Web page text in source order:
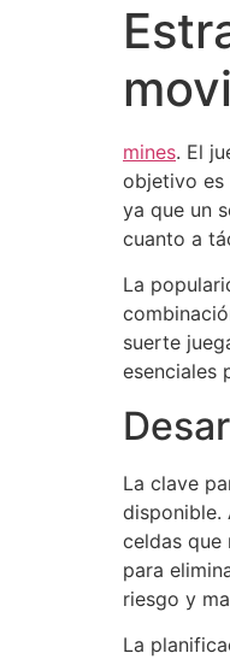
mines. El
objetivo es
ya que un
cuanto a
La
suerte
esenciales
La clave
disponible.
celdas que
para
riesgo y
La